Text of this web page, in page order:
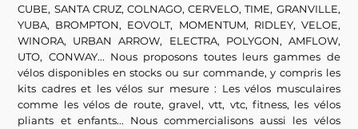
CUBE, SANTA CRUZ, COLNAGO, CERVELO, TIME, GRANVILLE,
YUBA, BROMPTON, EOVOLT, MOMENTUM, RIDLEY, VELOE,
WINORA, URBAN ARROW, ELECTRA, POLYGON, AMFLOW,
UTO, CONWAY... Nous proposons toutes leurs gammes de
vélos disponibles en stocks ou sur commande, y compris les
kits cadres et les vélos sur mesure : Les vélos musculaires
comme les vélos de route, gravel, vtt, vtc, fitness, les vélos
pliants et enfants... Nous commercialisons aussi les vélos